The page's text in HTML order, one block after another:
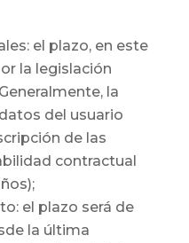
el plazo, en este
la legislación
la
del usuario
de las
contractual
el plazo será de
la última